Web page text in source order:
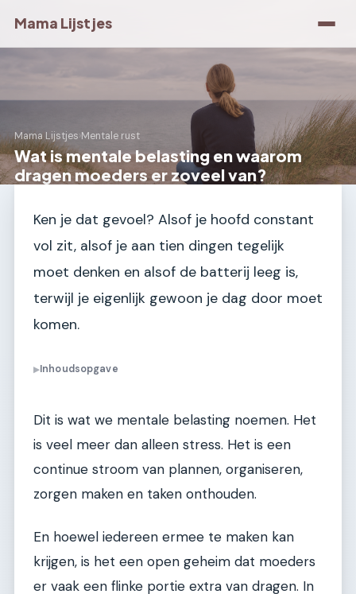
Mama Lijstjes
Mama Lijstjes›Mentale rust
Wat is mentale belasting en waarom
dragen moeders er zoveel van?
Ken je dat gevoel? Alsof je hoofd constant
vol zit, alsof je aan tien dingen tegelijk
moet denken en alsof de batterij leeg is,
terwijl je eigenlijk gewoon je dag door moet
komen.
▶Inhoudsopgave
Dit is wat we mentale belasting noemen. Het
is veel meer dan alleen stress. Het is een
continue stroom van plannen, organiseren,
zorgen maken en taken onthouden.
En hoewel iedereen ermee te maken kan
krijgen, is het een open geheim dat moeders
er vaak een flinke portie extra van dragen. In